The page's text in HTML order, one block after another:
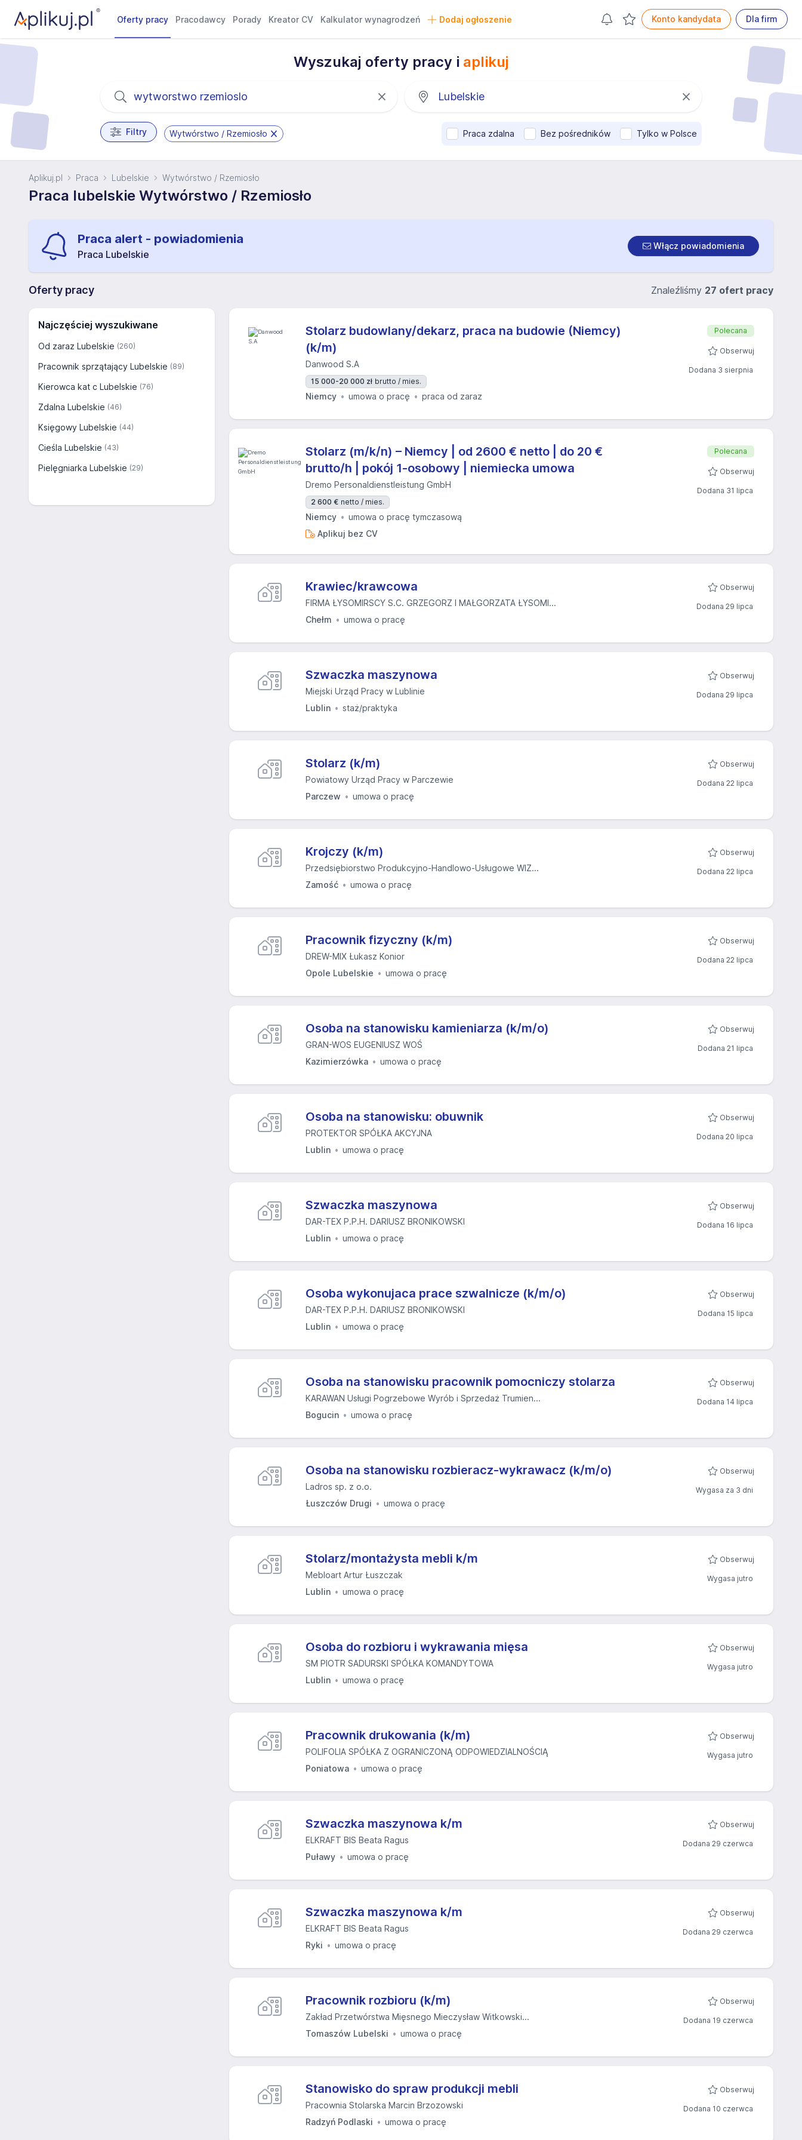
Oferty pracy Pracodawcy Porady Kreator CV Kalkulator wynagrodzeń Dodaj ogłoszenie Konto kandydata Dla firm
Wyszukaj oferty pracy i aplikuj
Filtry Wytwórstwo / Rzemiosło Praca zdalna Bez pośredników Tylko w Polsce
Aplikuj.pl Praca Lubelskie Wytwórstwo / Rzemiosło
Praca lubelskie Wytwórstwo / Rzemiosło
Praca alert - powiadomienia
Praca Lubelskie
Włącz powiadomienia
Oferty pracy Znaleźliśmy 27 ofert pracy
Najczęściej wyszukiwane
Od zaraz Lubelskie (260)
Pracownik sprzątający Lubelskie (89)
Kierowca kat c Lubelskie (76)
Zdalna Lubelskie (46)
Księgowy Lubelskie (44)
Cieśla Lubelskie (43)
Pielęgniarka Lubelskie (29)
Stolarz budowlany/dekarz, praca na budowie (Niemcy)
(k/m)
Danwood S.A
15 000-20 000 zł brutto / mies.
Niemcy umowa o pracę praca od zaraz
Polecana
Obserwuj
Dodana 3 sierpnia
Stolarz (m/k/n) – Niemcy | od 2600 € netto | do 20 €
brutto/h | pokój 1-osobowy | niemiecka umowa
Dremo Personaldienstleistung GmbH
2 600 € netto / mies.
Niemcy
umowa o pracę tymczasową
Aplikuj bez CV
Polecana
Obserwuj
Dodana 31 lipca
Krawiec/krawcowa
FIRMA ŁYSOMIRSCY S.C. GRZEGORZ I MAŁGORZATA ŁYSOMI...
Chełm
umowa o pracę
Obserwuj
Dodana 29 lipca
Szwaczka maszynowa
Miejski Urząd Pracy w Lublinie
Lublin
staż/praktyka
Obserwuj
Dodana 29 lipca
Stolarz (k/m)
Powiatowy Urząd Pracy w Parczewie
Parczew
umowa o pracę
Obserwuj
Dodana 22 lipca
Krojczy (k/m)
Przedsiębiorstwo Produkcyjno-Handlowo-Usługowe WIZ...
Zamość
umowa o pracę
Obserwuj
Dodana 22 lipca
Pracownik fizyczny (k/m)
DREW-MIX Łukasz Konior
Opole Lubelskie
umowa o pracę
Obserwuj
Dodana 22 lipca
Osoba na stanowisku kamieniarza (k/m/o)
GRAN-WOS EUGENIUSZ WOŚ
Kazimierzówka
umowa o pracę
Obserwuj
Dodana 21 lipca
Osoba na stanowisku: obuwnik
PROTEKTOR SPÓŁKA AKCYJNA
Lublin
umowa o pracę
Obserwuj
Dodana 20 lipca
Szwaczka maszynowa
DAR-TEX P.P.H. DARIUSZ BRONIKOWSKI
Lublin
umowa o pracę
Obserwuj
Dodana 16 lipca
Osoba wykonujaca prace szwalnicze (k/m/o)
DAR-TEX P.P.H. DARIUSZ BRONIKOWSKI
Lublin
umowa o pracę
Obserwuj
Dodana 15 lipca
Osoba na stanowisku pracownik pomocniczy stolarza
KARAWAN Usługi Pogrzebowe Wyrób i Sprzedaż Trumien...
Bogucin
umowa o pracę
Obserwuj
Dodana 14 lipca
Osoba na stanowisku rozbieracz-wykrawacz (k/m/o)
Ladros sp. z o.o.
Łuszczów Drugi
umowa o pracę
Obserwuj
Wygasa za 3 dni
Stolarz/montażysta mebli k/m
Mebloart Artur Łuszczak
Lublin
umowa o pracę
Obserwuj
Wygasa jutro
Osoba do rozbioru i wykrawania mięsa
SM PIOTR SADURSKI SPÓŁKA KOMANDYTOWA
Lublin
umowa o pracę
Obserwuj
Wygasa jutro
Pracownik drukowania (k/m)
POLIFOLIA SPÓŁKA Z OGRANICZONĄ ODPOWIEDZIALNOŚCIĄ
Poniatowa
umowa o pracę
Obserwuj
Wygasa jutro
Szwaczka maszynowa k/m
ELKRAFT BIS Beata Ragus
Puławy
umowa o pracę
Obserwuj
Dodana 29 czerwca
Szwaczka maszynowa k/m
ELKRAFT BIS Beata Ragus
Ryki
umowa o pracę
Obserwuj
Dodana 29 czerwca
Pracownik rozbioru (k/m)
Zakład Przetwórstwa Mięsnego Mieczysław Witkowski...
Tomaszów Lubelski
umowa o pracę
Obserwuj
Dodana 19 czerwca
Stanowisko do spraw produkcji mebli
Pracownia Stolarska Marcin Brzozowski
Radzyń Podlaski
umowa o pracę
Obserwuj
Dodana 10 czerwca